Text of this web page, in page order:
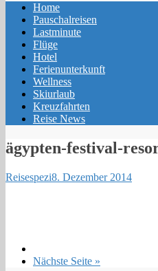
Home
Pauschalreisen
Lastminute
Flüge
Hotel
Ferienunterkunft
Wellness
Skiurlaub
Kreuzfahrten
Reise News
ägypten-festival-
Reisespezi8. Dezember 2014
Nächste Seite »